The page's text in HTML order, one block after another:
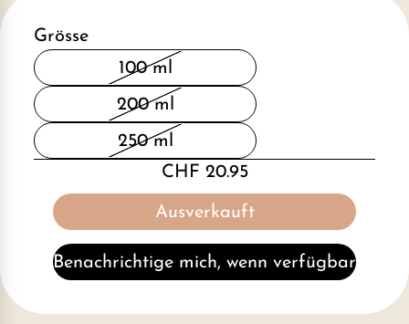
Grösse
100 ml
200 ml
250 ml
CHF 20.95
Ausverkauft
Benachrichtige mich, wenn verfügbar